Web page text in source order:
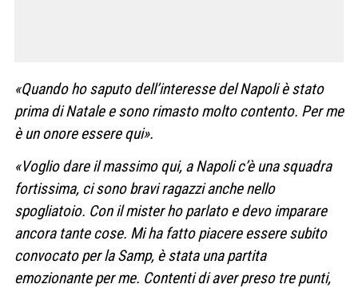
«Quando ho saputo dell’interesse del Napoli è stato
prima di Natale e sono rimasto molto contento. Per me
è un onore essere qui».
«Voglio dare il massimo qui, a Napoli c’è una squadra
fortissima, ci sono bravi ragazzi anche nello
spogliatoio. Con il mister ho parlato e devo imparare
ancora tante cose. Mi ha fatto piacere essere subito
convocato per la Samp, è stata una partita
emozionante per me. Contenti di aver preso tre punti,